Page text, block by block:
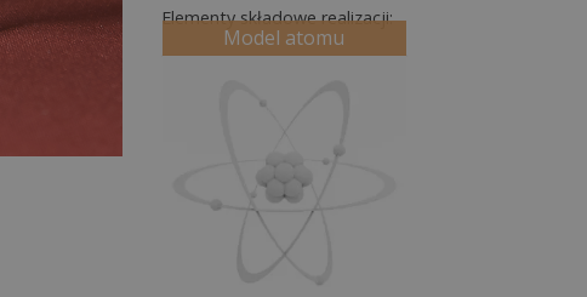
Elementy składowe realizacji:
Model atomu